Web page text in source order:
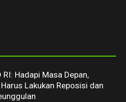
RI: Hadapi Masa Depan,
Lakukan Reposisi dan